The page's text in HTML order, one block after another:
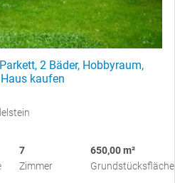
2 Bäder, Hobbyraum,
kaufen
7
Zimmer
650,00 m²
Grundstücksfläche